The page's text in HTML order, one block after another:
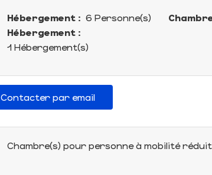
Hébergement : 6 Personne(s)
Hébergement :
1 Hébergement(s)
Contacter par email
Chambre(s) pour personne à mobilité